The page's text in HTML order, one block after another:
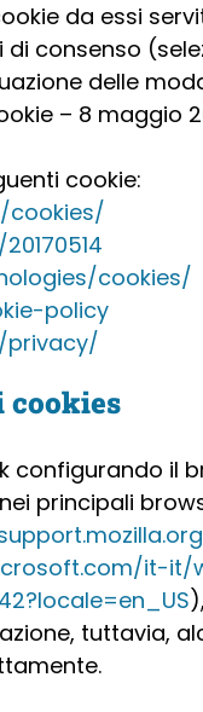
da essi
consenso
delle
– 8 maggio
cookie:
cookies/
cookies/
policy
privacy/
cookies
configurando il
principali
it-
tuttavia,